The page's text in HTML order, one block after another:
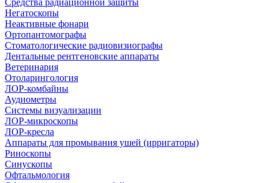
Средства радиационной защиты
Негатоскопы
Неактивные фонари
Ортопантомографы
Стоматологические радиовизиографы
Дентальные рентгеновские аппараты
Ветеринария
Отоларингология
ЛОР-комбайны
Аудиометры
Системы визуализации
ЛОР-микроскопы
ЛОР-кресла
Аппараты для промывания ушей (ирригаторы)
Риноскопы
Синускопы
Офтальмология